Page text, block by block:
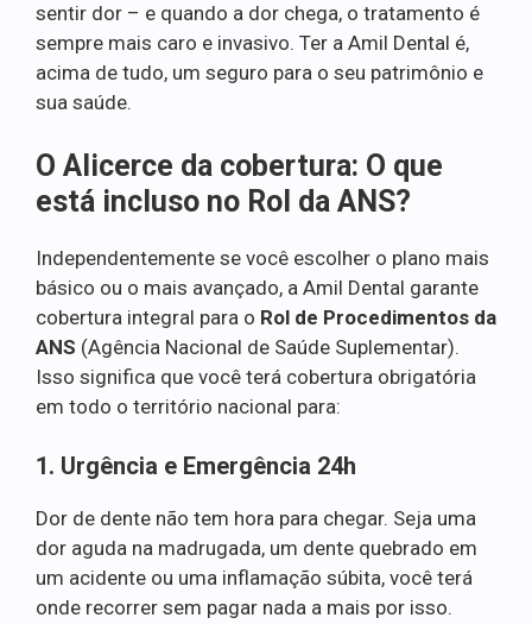
sentir dor – e quando a dor chega, o tratamento é
sempre mais caro e invasivo. Ter a Amil Dental é,
acima de tudo, um seguro para o seu patrimônio e
sua saúde.
O Alicerce da cobertura: O que
está incluso no Rol da ANS?
Independentemente se você escolher o plano mais
básico ou o mais avançado, a Amil Dental garante
cobertura integral para o Rol de Procedimentos da
ANS (Agência Nacional de Saúde Suplementar).
Isso significa que você terá cobertura obrigatória
em todo o território nacional para:
1. Urgência e Emergência 24h
Dor de dente não tem hora para chegar. Seja uma
dor aguda na madrugada, um dente quebrado em
um acidente ou uma inflamação súbita, você terá
onde recorrer sem pagar nada a mais por isso.